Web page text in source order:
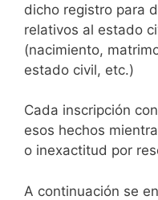
dicho registro para
relativos al estado
(nacimiento,
estado civil, etc.)
Cada inscripción
esos hechos
o inexactitud por
A continuación se